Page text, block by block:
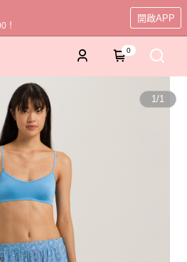
！
開啟APP
0
1/1